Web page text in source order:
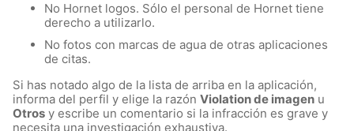
No Hornet logos. Sólo el personal de Hornet tiene
derecho a utilizarlo.
No fotos con marcas de agua de otras aplicaciones
de citas.
Si has notado algo de la lista de arriba en la aplicación,
informa del perfil y elige la razón Violation de imagen u
Otros y escribe un comentario si la infracción es grave y
necesita una investigación exhaustiva.